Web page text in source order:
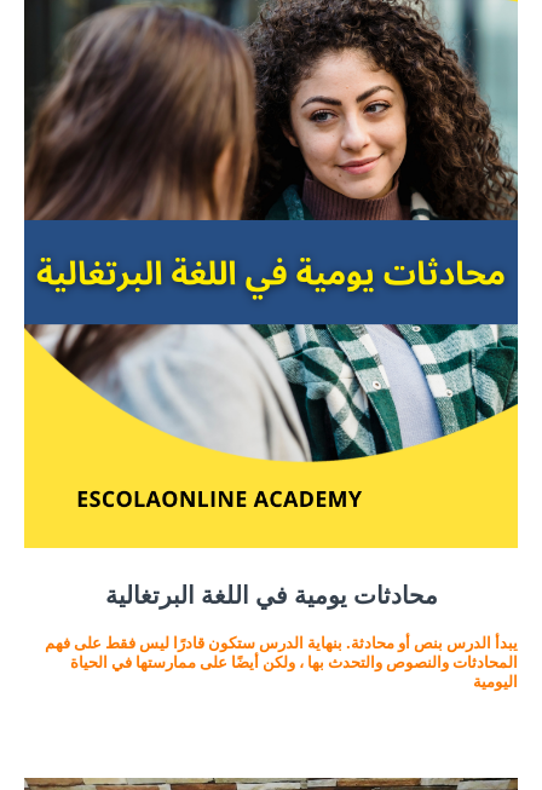
محادثات يومية في اللغة البرتغالية
يبدأ الدرس بنص أو محادثة. بنهاية الدرس ستكون قادرًا ليس فقط على فهم
المحادثات والنصوص والتحدث بها ، ولكن أيضًا على ممارستها في الحياة
اليومية